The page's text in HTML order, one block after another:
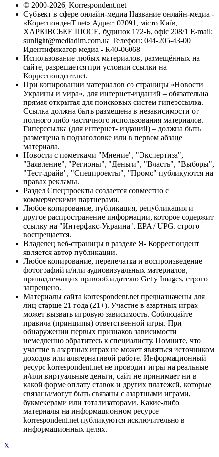
© 2000-2026, Korrespondent.net
Субъект в сфере онлайн-медиа Название онлайн-медиа -
«КореспонденТ.net» Адрес: 02091, місто Київ,
ХАРКІВСЬКЕ ШОСЕ, будинок 172-Б, офіс 208/1 E-mail:
sunlight@mediadim.com.ua Телефон: 044-205-43-00
Идентификатор медиа - R40-06068
Использование любых материалов, размещённых на
сайте, разрешается при условии ссылки на
Корреспондент.net.
При копировании материалов со страницы «Новости
Украины и мира», для интернет-изданий – обязательна
прямая открытая для поисковых систем гиперссылка.
Ссылка должна быть размещена в независимости от
полного либо частичного использования материалов.
Гиперссылка (для интернет- изданий) – должна быть
размещена в подзаголовке или в первом абзаце
материала.
Новости с пометками "Мнение", "Экспертиза",
"Заявление", "Регионы", "Деньги", "Власть", "Выборы",
"Тест-драйв", "Спецпроекты", "Промо" публикуются на
правах рекламы.
Раздел Спецпроекты создается совместно с
коммерческими партнерами.
Любое копирование, публикация, републикация и
другое распространение информации, которое содержит
ссылку на "Интерфакс-Украина", EPA / UPG, строго
воспрещается.
Владелец веб-страницы в разделе Я- Корреспондент
является автор публикации.
Любое копирование, перепечатка и воспроизведение
фотографий и/или аудиовизуальных материалов,
принадлежащих правообладателю Getty Images, строго
запрещено.
Материалы сайта korrespondent.net предназначены для
лиц старше 21 года (21+). Участие в азартных играх
может вызвать игровую зависимость. Соблюдайте
правила (принципы) ответственной игры. При
обнаружении первых признаков зависимости
немедленно обратитесь к специалисту. Помните, что
участие в азартных играх не может являться источником
доходов или альтернативой работе. Информационный
ресурс korrespondent.net не проводит игры на реальные
и/или виртуальные деньги, сайт не принимает ни в
какой форме оплату ставок и других платежей, которые
связаны/могут быть связаны с азартными играми,
букмекерами или тотализаторами. Какие-либо
материалы на информационном ресурсе
korrespondent.net публикуются исключительно в
информационных целях.
X